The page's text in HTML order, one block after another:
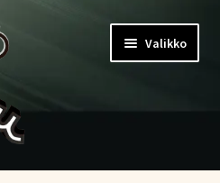
Valikko